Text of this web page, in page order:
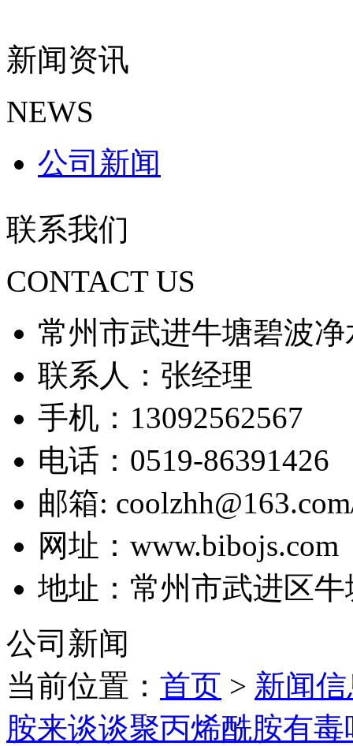
新闻资讯
NEWS
公司新闻
联系我们
CONTACT US
常州市武进牛塘碧波
联系人：张经理
手机：13092562567
电话：0519-86391426
邮箱:
网址：www.bibojs.com
地址：常州市武进区
公司新闻
当前位置： 首页 > 新闻
胺来谈谈聚丙烯酰胺有毒